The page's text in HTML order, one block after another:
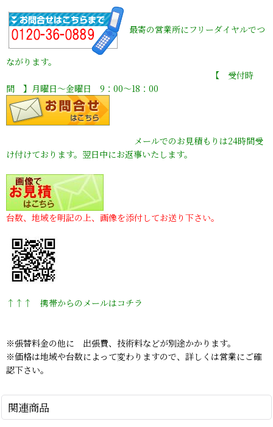
最寄の営業所にフリーダイヤルでつ
ながります。
【 受付時
間 】月曜日〜金曜日 9：00〜18：00
メールでのお見積もりは24時間受
け付けております。翌日中にお返事いたします。
台数、地域を明記の上、画像を添付してお送り下さい。
↑↑↑ 携帯からのメールはコチラ
※張替料金の他に 出張費、技術料などが別途かかります。
※価格は地域や台数によって変わりますので、詳しくは営業にご確
認下さい。
関連商品